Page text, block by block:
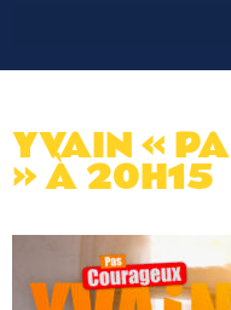
YVAIN «
» À 20H15